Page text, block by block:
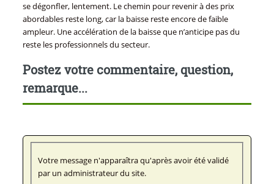
se dégonfler, lentement. Le chemin pour revenir à des prix
abordables reste long, car la baisse reste encore de faible
ampleur. Une accélération de la baisse que n’anticipe pas du
reste les professionnels du secteur.
Postez votre commentaire, question,
remarque...
Votre message n'apparaîtra qu'après avoir été validé
par un administrateur du site.